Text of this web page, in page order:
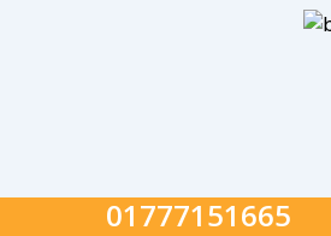
01777151665